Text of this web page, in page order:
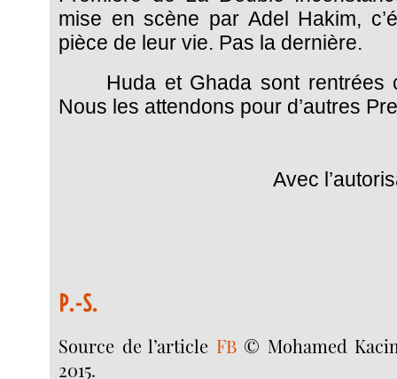
mise en scène par Adel Hakim,
pièce de leur vie. Pas la dernière.
Huda et Ghada sont rentrées
Nous les attendons pour d’autres
Avec
P.-S.
Source de l’article FB© Mohamed
2015.